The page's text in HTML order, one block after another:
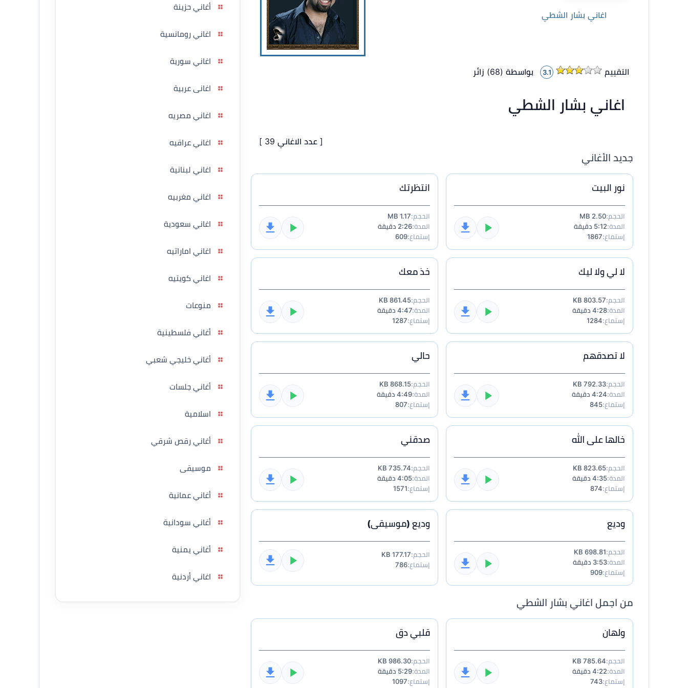
اغاني بشار الشطي
التقييم 3.1 بواسطة (68
) زائر
اغاني بشار الشطي
[ عدد الاغاني 39 ]
جديد الأغاني
نور البيت
الحجم:2.50 MB
المدة:5:12 دقيقة
إستماع:1867
انتظرتك
الحجم:1.17 MB
المدة:2:26 دقيقة
إستماع:609
لا لي ولا ليك
الحجم:803.57 KB
المدة:4:28 دقيقة
إستماع:1284
خذ معك
الحجم:861.45 KB
المدة:4:47 دقيقة
إستماع:1287
لا تصدقهم
الحجم:792.33 KB
المدة:4:24 دقيقة
إستماع:845
حالي
الحجم:868.15 KB
المدة:4:49 دقيقة
إستماع:807
خالها على الله
الحجم:823.65 KB
المدة:4:35 دقيقة
إستماع:874
صدقني
الحجم:735.74 KB
المدة:4:05 دقيقة
إستماع:1571
وديع
الحجم:698.81 KB
المدة:3:53 دقيقة
إستماع:909
وديع (موسيقى)
الحجم:177.17 KB
إستماع:786
من اجمل اغاني بشار الشطي
ولهان
الحجم:785.64 KB
المدة:4:22 دقيقة
إستماع:743
قلبي دق
الحجم:986.30 KB
المدة:5:29 دقيقة
إستماع:1097
أغاني حزينة
اغاني رومانسية
اغاني سورية
اغانى عربية
اغاني مصريه
اغاني عراقيه
اغاني لبنانية
اغاني مغربيه
اغاني سعودية
اغاني اماراتيه
اغاني كويتيه
منوعات
أغاني فلسطينية
أغاني خليجي شعبي
أغاني جلسات
اسلامية
أغاني رقص شرقي
موسيقى
أغاني عمانية
أغاني سودانية
أغاني يمنية
اغاني أردنية